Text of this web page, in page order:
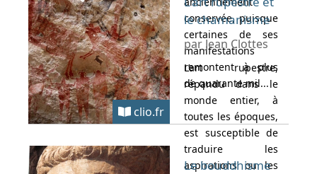
conservée, puisque
certaines de ses
manifestations
remontent à plus
de quarante mil...
clio.fr
le chamanisme
par Jean Clottes
L’art rupestre,
répandu dans le
monde entier, à
toutes les époques,
est susceptible de
traduire les
aspirations ou les
Le bouddhisme